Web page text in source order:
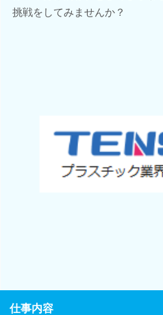
挑戦をしてみませんか？
仕事内容